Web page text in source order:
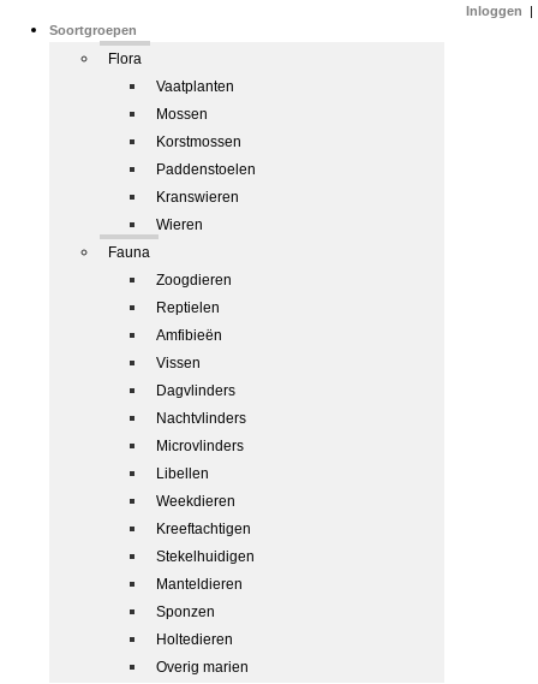
Soortgroepen
Flora
Vaatplanten
Mossen
Korstmossen
Paddenstoelen
Kranswieren
Wieren
Fauna
Zoogdieren
Reptielen
Amfibieën
Vissen
Dagvlinders
Nachtvlinders
Microvlinders
Libellen
Weekdieren
Kreeftachtigen
Stekelhuidigen
Manteldieren
Sponzen
Holtedieren
Overig marien
Inloggen |